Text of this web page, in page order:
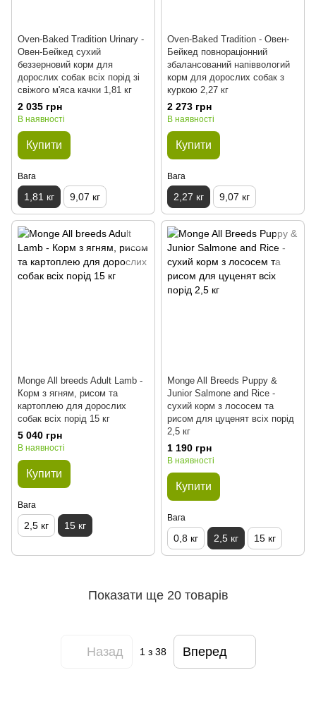
Oven-Baked Tradition Urinary -
Овен-Бейкед сухий
беззерновий корм для
дорослих собак всіх порід зі
свіжого м'яса качки 1,81 кг
2 035 грн
В наявності
Купити
Вага
1,81 кг 9,07 кг
Oven-Baked Tradition - Овен-
Бейкед повнораціонний
збалансований напіввологий
корм для дорослих собак з
куркою 2,27 кг
2 273 грн
В наявності
Купити
Вага
2,27 кг 9,07 кг
Monge All breeds Adult Lamb -
Корм з ягням, рисом та
картоплею для дорослих
собак всіх порід 15 кг
5 040 грн
В наявності
Купити
Вага
2,5 кг 15 кг
Monge All Breeds Puppy &
Junior Salmone and Rice -
сухий корм з лососем та
рисом для цуценят всіх порід
2,5 кг
1 190 грн
В наявності
Купити
Вага
0,8 кг 2,5 кг 15 кг
Показати ще 20 товарів
Назад 1 з 38 Вперед